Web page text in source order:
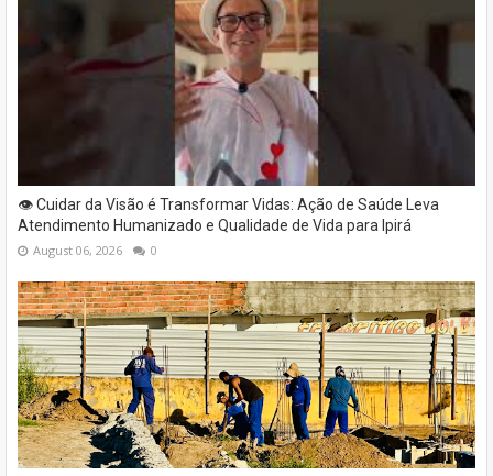
👁️ Cuidar da Visão é Transformar Vidas: Ação de Saúde Leva
Atendimento Humanizado e Qualidade de Vida para Ipirá
August 06, 2026 0